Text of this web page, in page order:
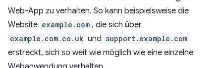
Web-App zu verhalten. So kann beispielsweise die
Website example.com , die sich über
example.com.co.uk und support.example.com
erstreckt, sich so weit wie möglich wie eine einzelne